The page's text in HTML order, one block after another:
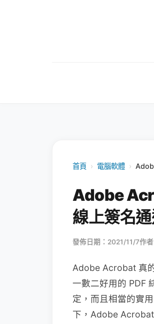
首頁 › 電腦軟體 ›
Adobe
線上簽名
發佈日期：2021/11/7作者
Adobe Acrobat 真
一數二好用的 PDF
定，而且相當的實
下，Adobe